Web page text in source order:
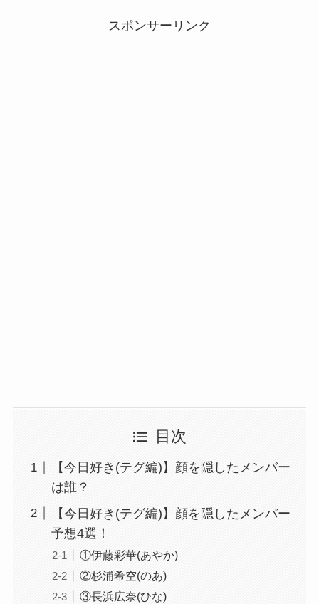
スポンサーリンク
目次
【今日好き(テグ編)】顔を隠したメンバー
は誰？
【今日好き(テグ編)】顔を隠したメンバー
予想4選！
①伊藤彩華(あやか)
②杉浦希空(のあ)
③長浜広奈(ひな)